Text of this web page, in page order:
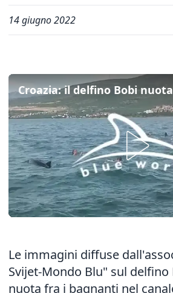
14 giugno 2022
Croazia: il delfino Bobi
Le immagini diffuse
Svijet-Mondo Blu" sul
nuota fra i bagnanti nel